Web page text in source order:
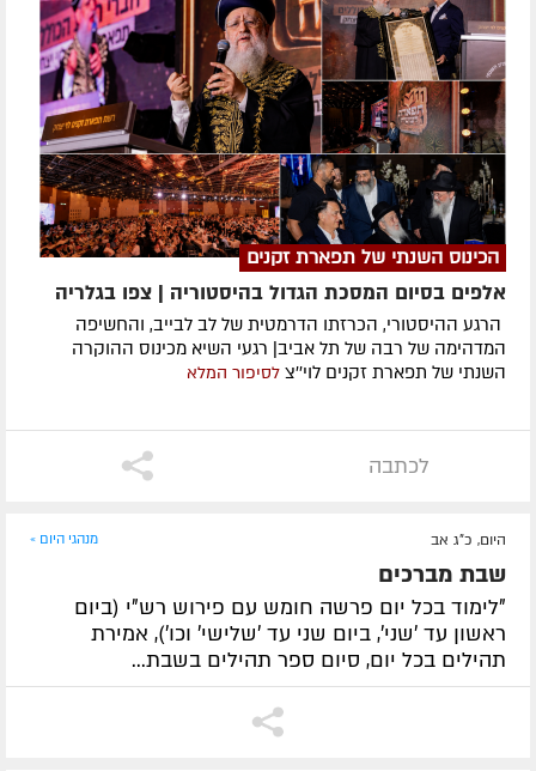
הכינוס השנתי של תפארת זקנים
אלפים בסיום המסכת הגדול בהיסטוריה | צפו בגלריה
הרגע ההיסטורי, הכרזתו הדרמטית של לב לבייב, והחשיפה
המדהימה של רבה של תל אביב| רגעי השיא מכינוס ההוקרה
השנתי של תפארת זקנים לוי''צ לסיפור המלא
לכתבה
היום, כ"ג אב מנהגי היום »
שבת מברכים
"לימוד בכל יום פרשה חומש עם פירוש רש"י (ביום
ראשון עד 'שני', ביום שני עד 'שלישי' וכו'), אמירת
תהילים בכל יום, סיום ספר תהילים בשבת...